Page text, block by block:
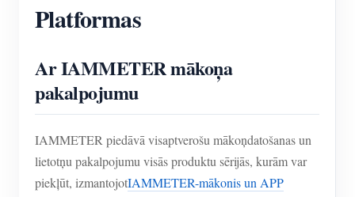
Platformas
Ar IAMMETER mākoņa
pakalpojumu
IAMMETER piedāvā visaptverošu mākoņdatošanas un
lietotņu pakalpojumu visās produktu sērijās, kurām var
piekļūt, izmantojotIAMMETER-mākonis un APP